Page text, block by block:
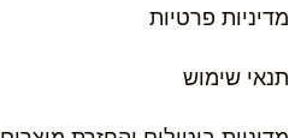
מדיניות פרטיות
תנאי שימוש